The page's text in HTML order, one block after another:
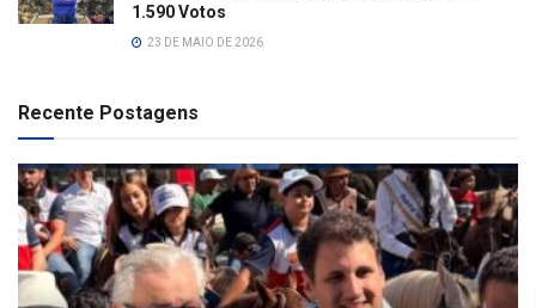
1.590 Votos
23 DE MAIO DE 2026
Recente Postagens